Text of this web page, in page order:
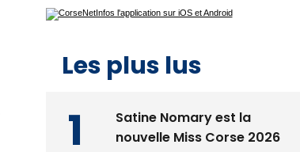
Les plus lus
Satine Nomary est la
nouvelle Miss Corse 2026